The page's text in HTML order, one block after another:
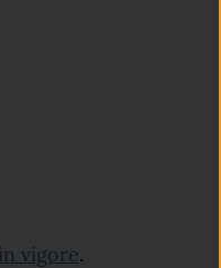
vigore.